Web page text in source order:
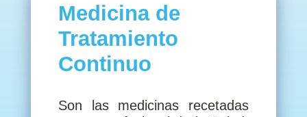
Medicina de
Tratamiento
Continuo
Son las medicinas recetadas